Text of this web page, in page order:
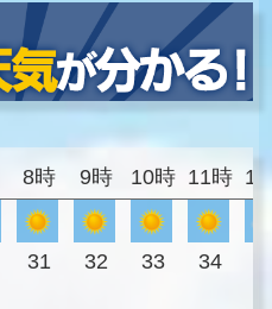
8時 9時 10時 11時
31 32 33 34